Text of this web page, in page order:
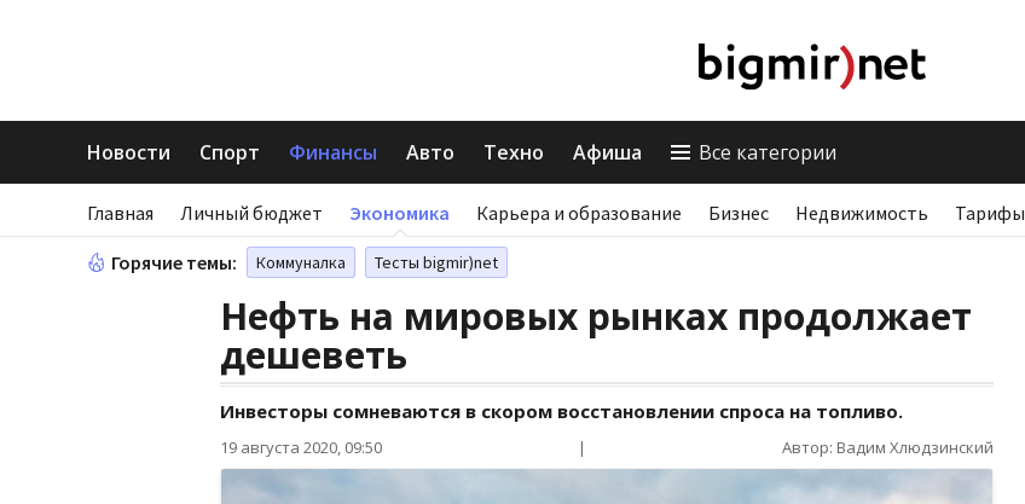
Новости Спорт Финансы Авто Техно Афиша Все категории
Главная Личный бюджет Экономика Карьера и образование Бизнес Недвижимость Тарифы
Горячие темы: Коммуналка Тесты bigmir)net
Нефть на мировых рынках продолжает
дешеветь
Инвесторы сомневаются в скором восстановлении спроса на топливо.
19 августа 2020, 09:50 | Автор: Вадим Хлюдзинский